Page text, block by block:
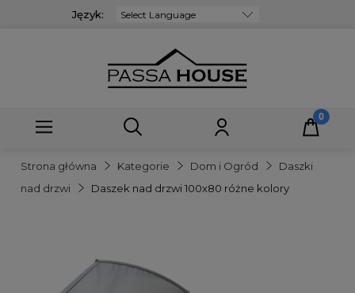
Język:
Strona główna Kategorie Dom i Ogród
Daszki
nad drzwi
Daszek nad drzwi 100x80 różne kolory